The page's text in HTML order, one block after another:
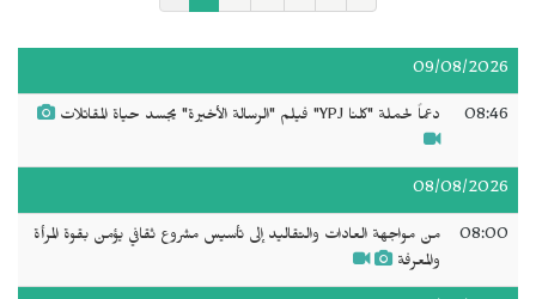
09/08/2026
08:46 دعماً لحملة "كلنا YPJ" فيلم "الرسالة الأخيرة" يجسد حياة المقاتلات
08/08/2026
08:00
من مواجهة العادات والتقاليد إلى تأسيس مشروع ثقافي يؤمن بقوة المرأة
والمعرفة